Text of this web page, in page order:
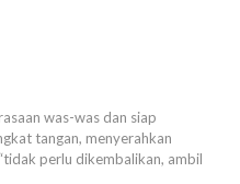
was-was dan siap
tangan, menyerahkan
perlu dikembalikan, ambil